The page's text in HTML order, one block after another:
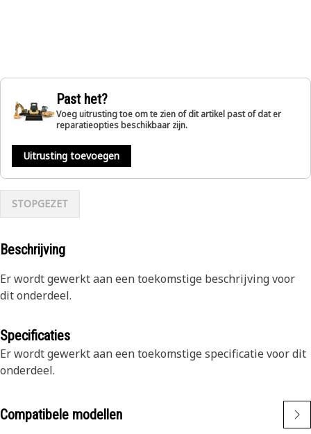
Past het?
Voeg uitrusting toe om te zien of dit artikel past of dat er
reparatieopties beschikbaar zijn.
Uitrusting toevoegen
STOPGEZET
Beschrijving
Er wordt gewerkt aan een toekomstige beschrijving voor
dit onderdeel.
Specificaties
Er wordt gewerkt aan een toekomstige specificatie voor dit
onderdeel.
Compatibele modellen